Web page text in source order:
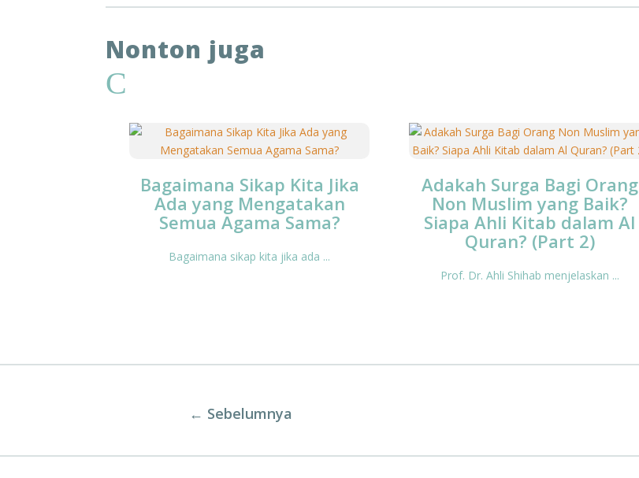
Nonton juga
C
Bagaimana Sikap Kita Jika
Ada yang Mengatakan
Semua Agama Sama?
Bagaimana sikap kita jika ada ...
Adakah Surga Bagi Orang
Non Muslim yang Baik?
Siapa Ahli Kitab dalam Al
Quran? (Part 2)
Prof. Dr. Ahli Shihab menjelaskan ...
← Sebelumnya